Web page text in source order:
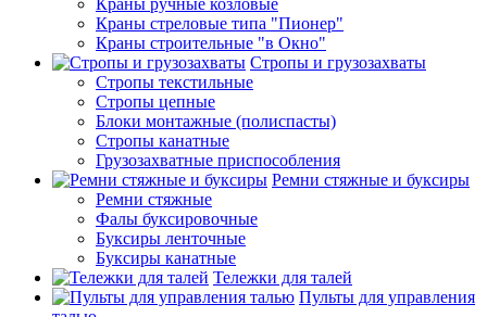
Краны ручные козловые
Краны стреловые типа "Пионер"
Краны строительные "в Окно"
Стропы и грузозахваты
Стропы текстильные
Стропы цепные
Блоки монтажные (полиспасты)
Стропы канатные
Грузозахватные приспособления
Ремни стяжные и буксиры
Ремни стяжные
Фалы буксировочные
Буксиры ленточные
Буксиры канатные
Тележки для талей
Пульты для управления